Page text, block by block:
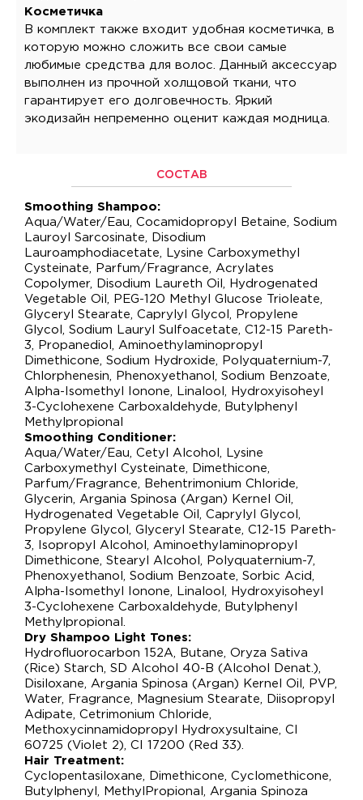
Косметичка
В комплект также входит удобная косметичка, в
которую можно сложить все свои самые
любимые средства для волос. Данный аксессуар
выполнен из прочной холщовой ткани, что
гарантирует его долговечность. Яркий
экодизайн непременно оценит каждая модница.
СОСТАВ
Smoothing Shampoo:
Aqua/Water/Eau, Cocamidopropyl Betaine, Sodium
Lauroyl Sarcosinate, Disodium
Lauroamphodiacetate, Lysine Carboxymethyl
Cysteinate, Parfum/Fragrance, Acrylates
Copolymer, Disodium Laureth Oil, Hydrogenated
Vegetable Oil, PEG-120 Methyl Glucose Trioleate,
Glyceryl Stearate, Caprylyl Glycol, Propylene
Glycol, Sodium Lauryl Sulfoacetate, C12-15 Pareth-
3, Propanediol, Aminoethylaminopropyl
Dimethicone, Sodium Hydroxide, Polyquaternium-7,
Chlorphenesin, Phenoxyethanol, Sodium Benzoate,
Alpha-Isomethyl Ionone, Linalool, Hydroxyisoheyl
3-Cyclohexene Carboxaldehyde, Butylphenyl
Methylpropional
Smoothing Conditioner:
Aqua/Water/Eau, Cetyl Alcohol, Lysine
Carboxymethyl Cysteinate, Dimethicone,
Parfum/Fragrance, Behentrimonium Chloride,
Glycerin, Argania Spinosa (Argan) Kernel Oil,
Hydrogenated Vegetable Oil, Caprylyl Glycol,
Propylene Glycol, Glyceryl Stearate, C12-15 Pareth-
3, Isopropyl Alcohol, Aminoethylaminopropyl
Dimethicone, Stearyl Alcohol, Polyquaternium-7,
Phenoxyethanol, Sodium Benzoate, Sorbic Acid,
Alpha-Isomethyl Ionone, Linalool, Hydroxyisoheyl
3-Cyclohexene Carboxaldehyde, Butylphenyl
Methylpropional.
Dry Shampoo Light Tones:
Hydrofluorocarbon 152A, Butane, Oryza Sativa
(Rice) Starch, SD Alcohol 40-B (Alcohol Denat.),
Disiloxane, Argania Spinosa (Argan) Kernel Oil, PVP,
Water, Fragrance, Magnesium Stearate, Diisopropyl
Adipate, Cetrimonium Chloride,
Methoxycinnamidopropyl Hydroxysultaine, CI
60725 (Violet 2), CI 17200 (Red 33).
Hair Treatment:
Cyclopentasiloxane, Dimethicone, Cyclomethicone,
Butylphenyl, MethylPropional, Argania Spinoza